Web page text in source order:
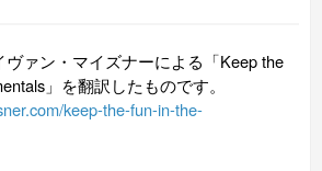
ヴァン・マイズナーによる「Keep the
」を翻訳したものです。
keep-the-fun-in-the-